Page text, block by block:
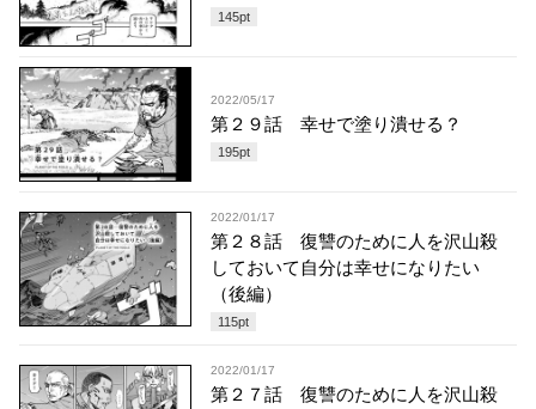
145pt
2022/05/17
第２９話 幸せで塗り潰せる？
195pt
2022/01/17
第２８話 復讐のために人を沢山殺
しておいて自分は幸せになりたい
（後編）
115pt
2022/01/17
第２７話 復讐のために人を沢山殺